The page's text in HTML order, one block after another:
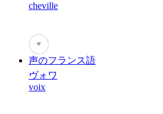
cheville
♥
声のフランス語
ヴォワ
voix